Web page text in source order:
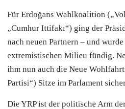
Für Erdoğans Wahlkoalition
„Cumhur Ittifakı“) ging der
nach neuen Partnern – und
extremistischen Milieu fündig.
ihm nun auch die Neue
Partisi“) Sitze im Parlament
Die YRP ist der politische Arm